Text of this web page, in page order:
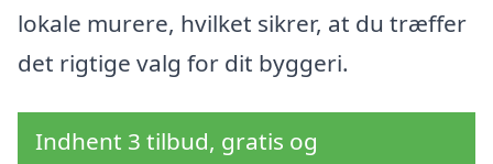
lokale murere, hvilket sikrer, at du træffer
det rigtige valg for dit byggeri.
Indhent 3 tilbud, gratis og